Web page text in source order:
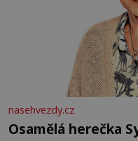
nasehvezdy.cz
Osamělá herečka